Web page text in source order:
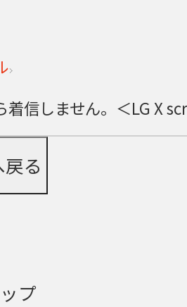
信しません。＜LG X
る
プ